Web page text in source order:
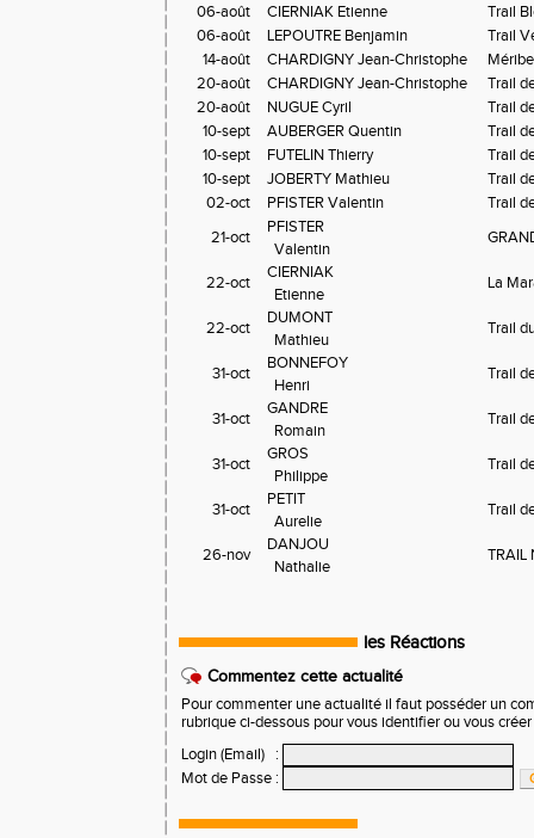
06-août
CIERNIAK Etienne
Trail
06-août
LEPOUTRE Benjamin
Trail
14-août
CHARDIGNY Jean-Christophe
20-août
CHARDIGNY Jean-Christophe
Trail
20-août
NUGUE Cyril
Trail
10-sept
AUBERGER Quentin
Trail
10-sept
FUTELIN Thierry
Trail
10-sept
JOBERTY Mathieu
Trail
02-oct
PFISTER Valentin
Trail
21-oct
PFISTER
  Valentin
22-oct
CIERNIAK
  Etienne
La
22-oct
DUMONT
  Mathieu
Trail
31-oct
BONNEFOY
  Henri
Trail
31-oct
GANDRE
  Romain
Trail
31-oct
GROS
  Philippe
Trail
31-oct
PETIT
  Aurelie
Trail
26-nov
DANJOU
  Nathalie
TRAIL
les Réactions
Commentez cette actualité
Pour commenter une actualité il faut posséder un
rubrique ci-dessous pour vous identifier ou vous
Login (Email)
:
Mot de Passe :